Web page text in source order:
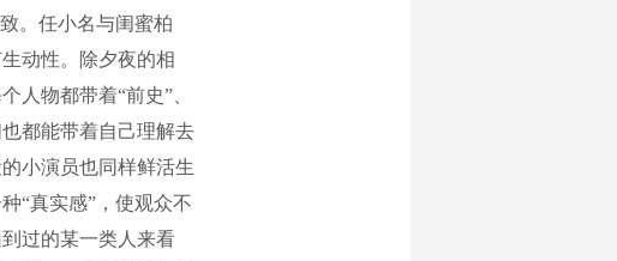
。任小名与闺蜜柏
动性。除夕夜的相
人物都带着“前史”、
都能带着自己理解去
小演员也同样鲜活生
“真实感”，使观众不
过的某一类人来看